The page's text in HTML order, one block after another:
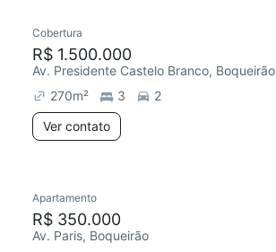
Cobertura
R$ 1.500.000
Av. Presidente Castelo Branco, Boqueirão
270m² 3
2
Ver contato
Apartamento
R$ 350.000
Av. Paris, Boqueirão